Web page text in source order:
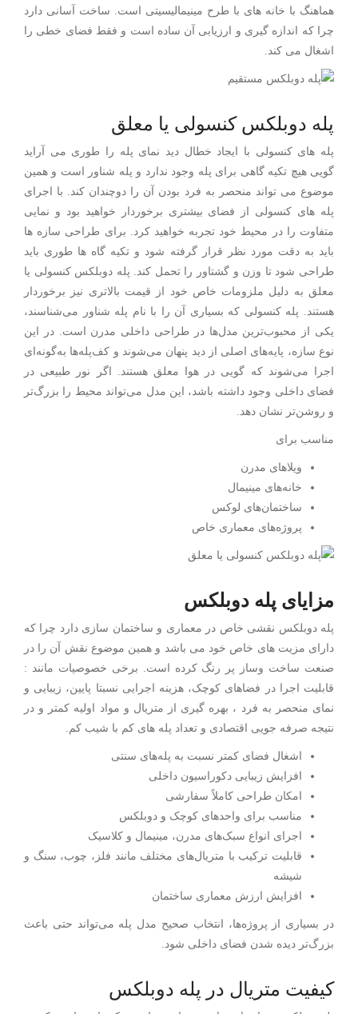
هماهنگ با خانه های با طرح مینیمالیسیتی است. ساخت آسانی دارد
چرا که اندازه گیری و ارزیابی آن ساده است و فقط فضای خطی را
اشغال می کند.
پله دوبلکس کنسولی یا معلق
پله های کنسولی با ایجاد خطال دید نمای پله را طوری می آراید
گویی هیچ تکیه گاهی برای پله وجود ندارد و پله شناور است و همین
موضوع می تواند منحصر به فرد بودن آن را دوچندان کند. با اجرای
پله های کنسولی از فضای بیشتری برخوردار خواهید بود و نمایی
متفاوت را در محیط خود تجربه خواهید کرد. برای طراحی سازه ها
باید به دقت مورد نظر قرار گرفته شود و تکیه گاه ها طوری باید
طراحی شود تا وزن و گشتاور را تحمل کند. پله دوبلکس کنسولی یا
معلق به دلیل ملزومات خاص خود از قیمت بالاتری نیز برخوردار
هستند. پله کنسولی که بسیاری آن را با نام پله شناور می‌شناسند،
یکی از محبوب‌ترین مدل‌ها در طراحی داخلی مدرن است. در این
نوع سازه، پایه‌های اصلی از دید پنهان می‌شوند و کف‌پله‌ها به‌گونه‌ای
اجرا می‌شوند که گویی در هوا معلق هستند. اگر نور طبیعی در
فضای داخلی وجود داشته باشد، این مدل می‌تواند محیط را بزرگ‌تر
و روشن‌تر نشان دهد.
مناسب برای
ویلاهای مدرن
خانه‌های مینیمال
ساختمان‌های لوکس
پروژه‌های معماری خاص
مزایای پله دوبلکس
پله دوبلکس نقشی خاص در معماری و ساختمان سازی دارد چرا که
دارای مزیت های خاص خود می باشد و همین موضوع نقش آن را در
صنعت ساخت وساز پر رنگ کرده است. برخی خصوصیات مانند :
قابلیت اجرا در فضاهای کوچک، هزینه اجرایی نسبتا پایین، زیبایی و
نمای منحصر به فرد ، بهره گیری از متریال و مواد اولیه کمتر و در
نتیجه صرفه جویی اقتصادی و تعداد پله های کم با شیب کم.
اشغال فضای کمتر نسبت به پله‌های سنتی
افزایش زیبایی دکوراسیون داخلی
امکان طراحی کاملاً سفارشی
مناسب برای واحدهای کوچک و دوبلکس
اجرای انواع سبک‌های مدرن، مینیمال و کلاسیک
قابلیت ترکیب با متریال‌های مختلف مانند فلز، چوب، سنگ و
شیشه
افزایش ارزش معماری ساختمان
در بسیاری از پروژه‌ها، انتخاب صحیح مدل پله می‌تواند حتی باعث
بزرگ‌تر دیده شدن فضای داخلی شود.
کیفیت متریال در پله دوبلکس